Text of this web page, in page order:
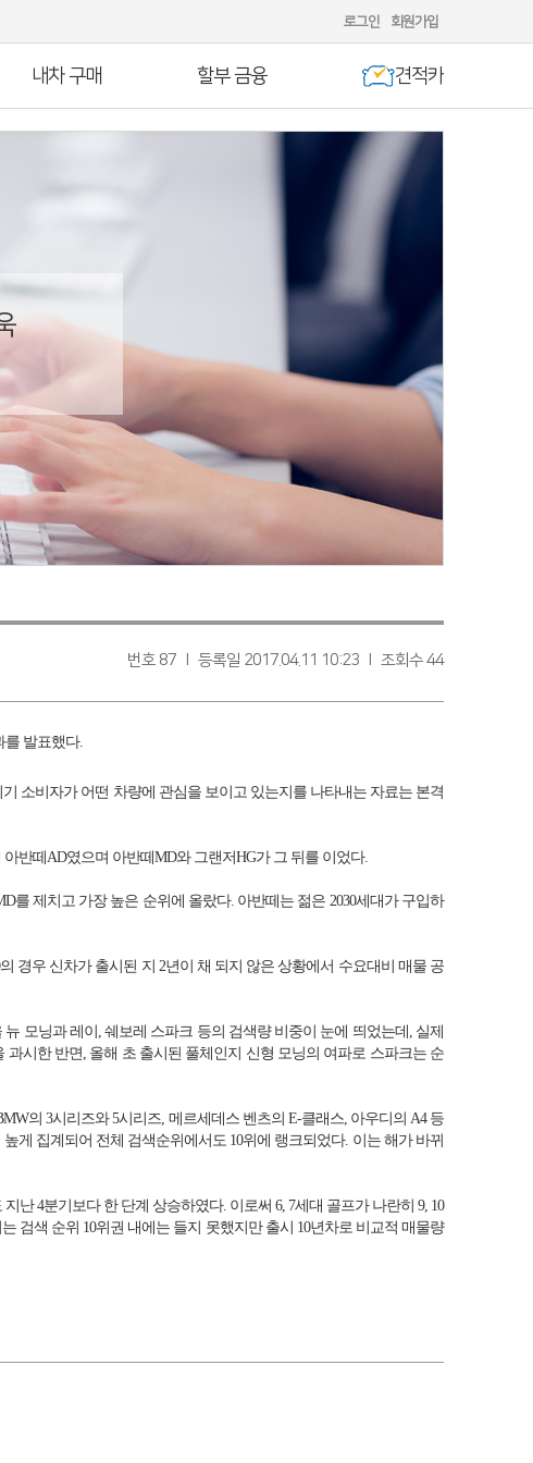
로그인 회원가입
내차 구매 할부 금융 견적카
번호 87 l 등록일 2017.04.11 10:23 l 조회수 44
를 발표했다.
소비자가 어떤 차량에 관심을 보이고 있는지를 나타내는 자료는 본격
반떼AD였으며 아반떼MD와 그랜저HG가 그 뒤를 이었다.
제치고 가장 높은 순위에 올랐다. 아반떼는 젊은 2030세대가 구입하
경우 신차가 출시된 지 2년이 채 되지 않은 상황에서 수요대비 매물 공
모닝과 레이, 쉐보레 스파크 등의 검색량 비중이 눈에 띄었는데, 실제
시한 반면, 올해 초 출시된 풀체인지 신형 모닝의 여파로 스파크는 순
의 3시리즈와 5시리즈, 메르세데스 벤츠의 E-클래스, 아우디의 A4 등
게 집계되어 전체 검색순위에서도 10위에 랭크되었다. 이는 해가 바뀌
난 4분기보다 한 단계 상승하였다. 이로써 6, 7세대 골프가 나란히 9, 10
검색 순위 10위권 내에는 들지 못했지만 출시 10년차로 비교적 매물량